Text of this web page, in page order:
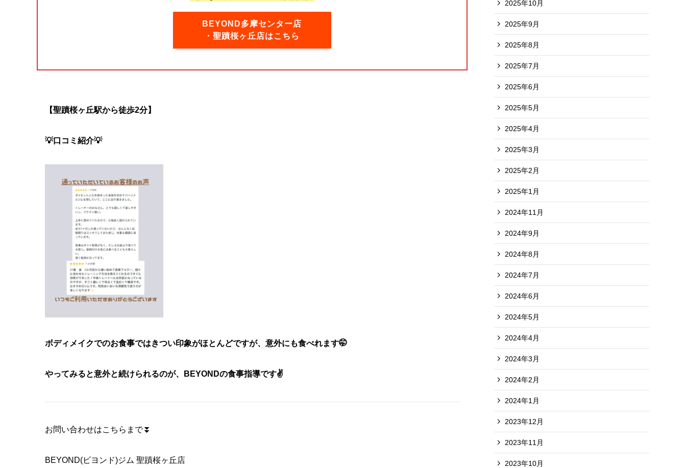
BEYOND多摩センター店
・聖蹟桜ヶ丘店はこちら
【聖蹟桜ヶ丘駅から徒歩2分】
💡口コミ紹介💡
ボディメイクでのお食事ではきつい印象がほとんどですが、意外にも食べれます🤭
やってみると意外と続けられるのが、BEYONDの食事指導です✌️
お問い合わせはこちらまで⏬
BEYOND(ビヨンド)ジム 聖蹟桜ヶ丘店
2025年10月
2025年9月
2025年8月
2025年7月
2025年6月
2025年5月
2025年4月
2025年3月
2025年2月
2025年1月
2024年11月
2024年9月
2024年8月
2024年7月
2024年6月
2024年5月
2024年4月
2024年3月
2024年2月
2024年1月
2023年12月
2023年11月
2023年10月